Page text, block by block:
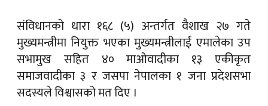
संविधानको धारा १६८ (५) अन्तर्गत वैशाख २७ गते
मुख्यमन्त्रीमा नियुक्त भएका मुख्यमन्त्रीलाई एमालेका उप
सभामुख सहित ४० माओवादीका १३ एकीकृत
समाजवादीका ३ र जसपा नेपालका १ जना प्रदेशसभा
सदस्यले विश्वासको मत दिए ।